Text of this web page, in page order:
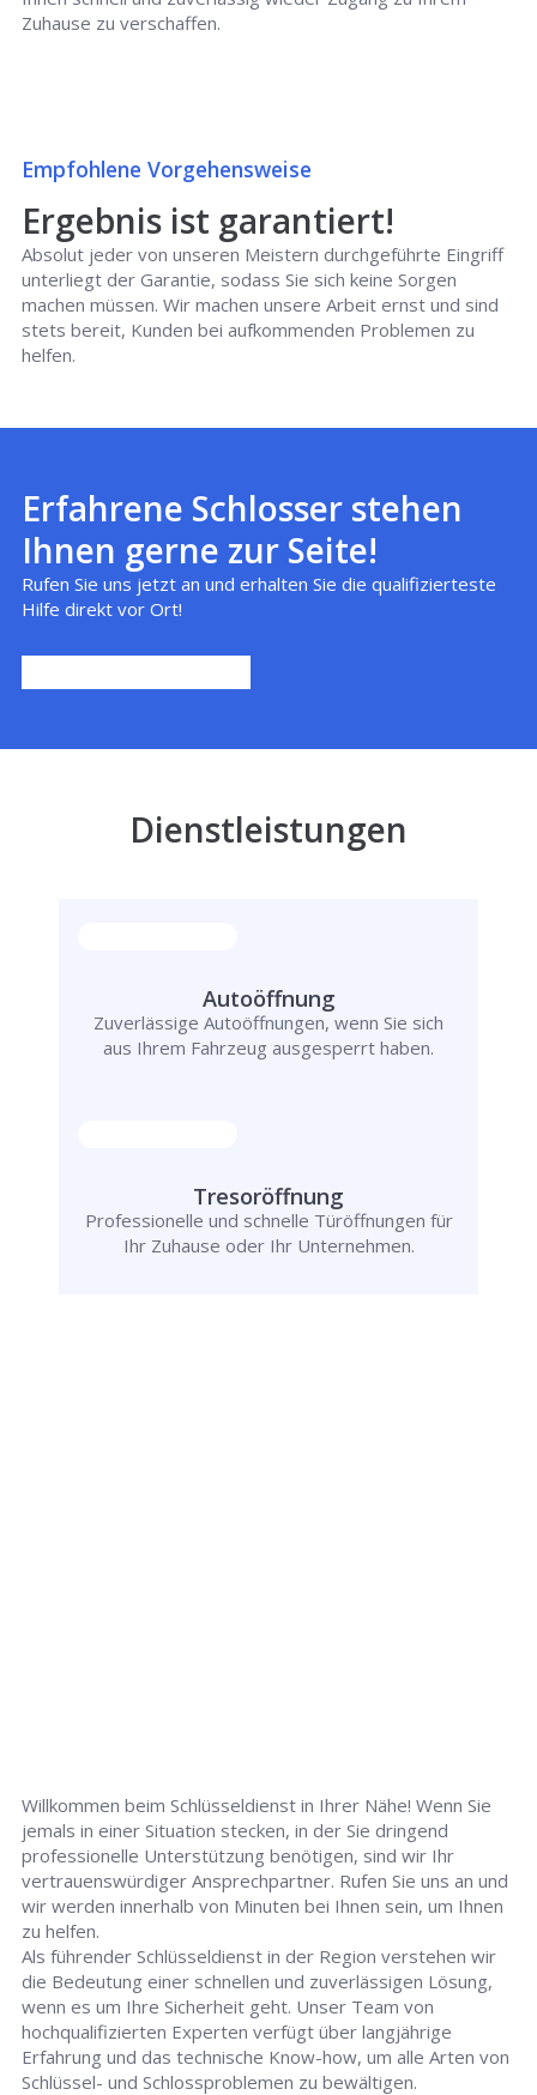
Zuhause zu verschaffen.
Empfohlene Vorgehensweise
Ergebnis ist garantiert!
Absolut jeder von unseren Meistern durchgeführte Eingriff
unterliegt der Garantie, sodass Sie sich keine Sorgen
machen müssen. Wir machen unsere Arbeit ernst und sind
stets bereit, Kunden bei aufkommenden Problemen zu
helfen.
Erfahrene Schlosser stehen
Ihnen gerne zur Seite!
Rufen Sie uns jetzt an und erhalten Sie die qualifizierteste
Hilfe direkt vor Ort!
Dienstleistungen
Autoöffnung
Zuverlässige Autoöffnungen, wenn Sie sich
aus Ihrem Fahrzeug ausgesperrt haben.
Tresoröffnung
Professionelle und schnelle Türöffnungen für
Ihr Zuhause oder Ihr Unternehmen.
Willkommen beim Schlüsseldienst in Ihrer Nähe! Wenn Sie
jemals in einer Situation stecken, in der Sie dringend
professionelle Unterstützung benötigen, sind wir Ihr
vertrauenswürdiger Ansprechpartner. Rufen Sie uns an und
wir werden innerhalb von Minuten bei Ihnen sein, um Ihnen
zu helfen.
Als führender Schlüsseldienst in der Region verstehen wir
die Bedeutung einer schnellen und zuverlässigen Lösung,
wenn es um Ihre Sicherheit geht. Unser Team von
hochqualifizierten Experten verfügt über langjährige
Erfahrung und das technische Know-how, um alle Arten von
Schlüssel- und Schlossproblemen zu bewältigen.